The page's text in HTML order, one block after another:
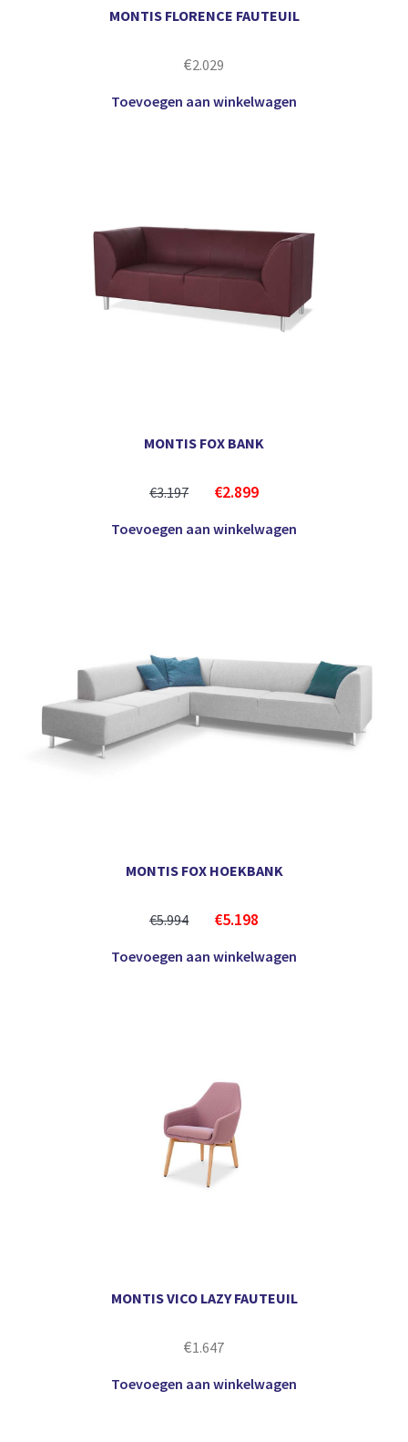
MONTIS FLORENCE FAUTEUIL
€2.029
Toevoegen aan winkelwagen
MONTIS FOX BANK
€3.197 €2.899
Toevoegen aan winkelwagen
MONTIS FOX HOEKBANK
€5.994 €5.198
Toevoegen aan winkelwagen
MONTIS VICO LAZY FAUTEUIL
€1.647
Toevoegen aan winkelwagen